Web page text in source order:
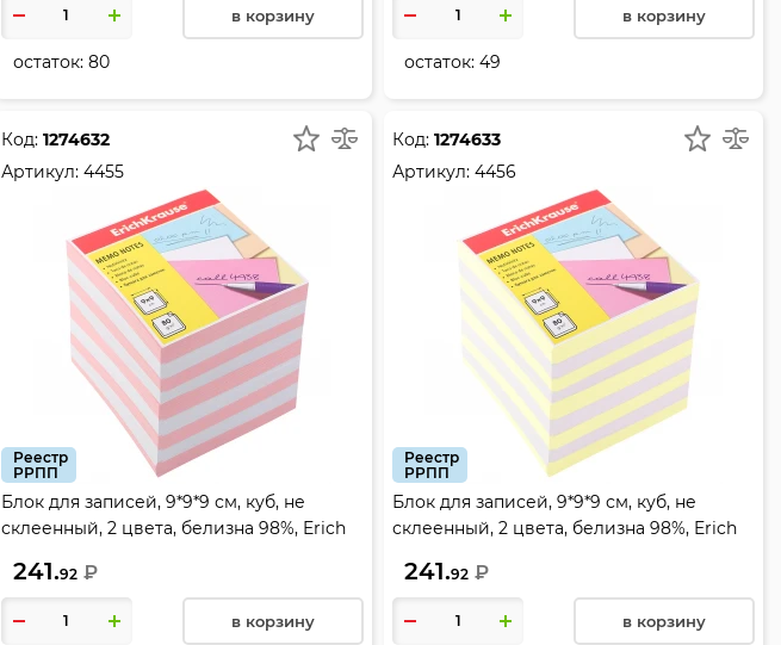
в корзину
остаток: 80
в корзину
остаток: 49
Код: 1274632
Артикул: 4455
Реестр
РРПП
Блок для записей, 9*9*9 см, куб, не
склеенный, 2 цвета, белизна 98%, Erich
241.92 ₽
в корзину
Код: 1274633
Артикул: 4456
Реестр
РРПП
Блок для записей, 9*9*9 см, куб, не
склеенный, 2 цвета, белизна 98%, Erich
241.92 ₽
в корзину